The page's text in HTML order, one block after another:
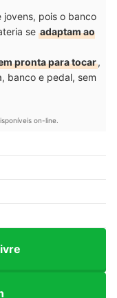
jovens, pois o banco
se adaptam ao
pronta para tocar,
banco e pedal, sem
on-line.